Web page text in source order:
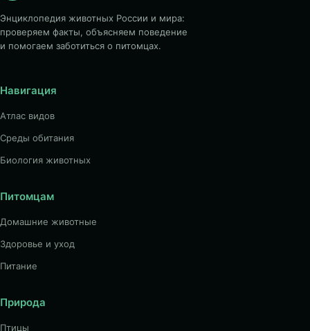
Энциклопедия животных России и мира:
проверяем факты, объясняем поведение
и помогаем заботиться о питомцах.
Навигация
Атлас видов
Среды обитания
Биология животных
Питомцам
Домашние животные
Здоровье и уход
Питание
Природа
Птицы